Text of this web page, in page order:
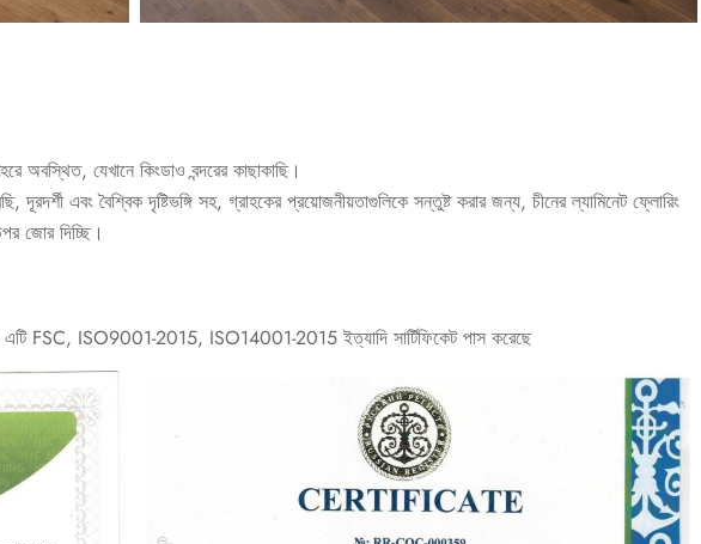
অবস্থিত, যেখানে কিংডাও বন্দরের কাছাকাছি।
এবং বৈশ্বিক দৃষ্টিভঙ্গি সহ, গ্রাহকের প্রয়োজনীয়তাগুলিকে সন্তুষ্ট করার জন্য, চীনের ল্যামিনেট ফ্লোরিং
জোর দিচ্ছি।
এটি FSC, ISO9001-2015, ISO14001-2015 ইত্যাদি সার্টিফিকেট পাস করেছে